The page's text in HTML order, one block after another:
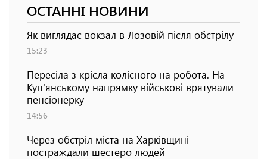
ОСТАННІ НОВИНИ
Як виглядає вокзал в Лозовій після обстрілу
15:23
Пересіла з крісла колісного на робота. На
Куп'янському напрямку військові врятували
пенсіонерку
14:56
Через обстріл міста на Харківщині
постраждали шестеро людей